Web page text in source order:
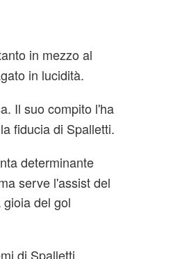
in mezzo al
in lucidità.
Il suo compito l'ha
fiducia di Spalletti.
determinante
serve l'assist del
del gol
di Spalletti,